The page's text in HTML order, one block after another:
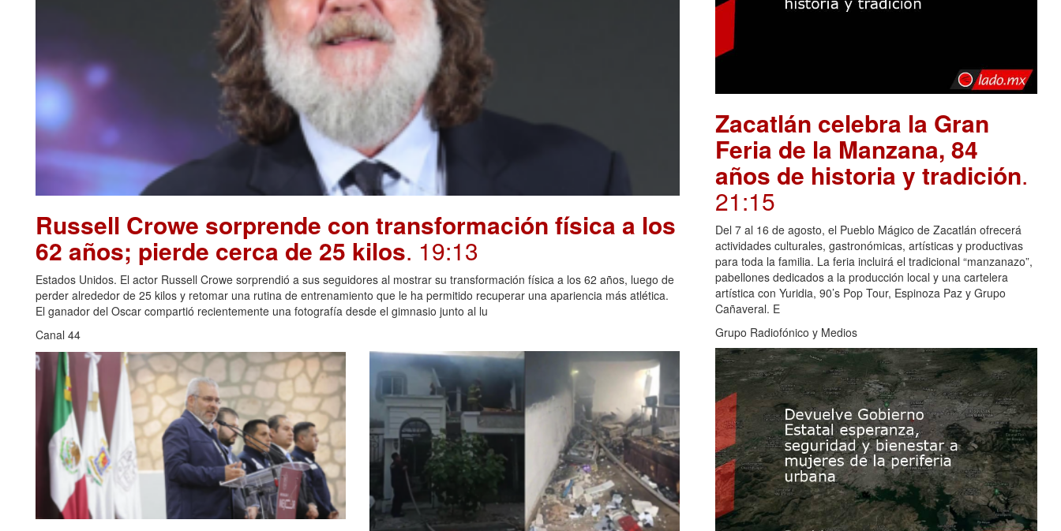
Russell Crowe sorprende con transformación física a los
62 años; pierde cerca de 25 kilos. 19:13
Estados Unidos. El actor Russell Crowe sorprendió a sus seguidores al mostrar su transformación física a los 62 años, luego de
perder alrededor de 25 kilos y retomar una rutina de entrenamiento que le ha permitido recuperar una apariencia más atlética.
El ganador del Oscar compartió recientemente una fotografía desde el gimnasio junto al lu
Canal 44
Zacatlán celebra la Gran
Feria de la Manzana, 84
años de historia y tradición.
21:15
Del 7 al 16 de agosto, el Pueblo Mágico de Zacatlán ofrecerá
actividades culturales, gastronómicas, artísticas y productivas
para toda la familia. La feria incluirá el tradicional “manzanazo”,
pabellones dedicados a la producción local y una cartelera
artística con Yuridia, 90’s Pop Tour, Espinoza Paz y Grupo
Cañaveral. E
Grupo Radiofónico y Medios